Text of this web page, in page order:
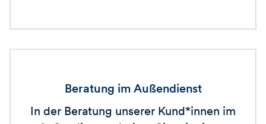
Beratung im Außendienst
In der Beratung unserer Kund*innen im